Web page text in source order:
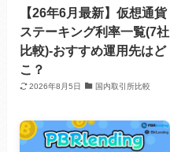
【26年6月最新】仮想通貨
ステーキング利率一覧(7社
比較)-おすすめ運用先はど
こ？
2026年8月5日 国内取引所比較